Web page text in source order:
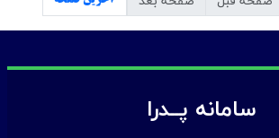
سامانه پــدرا